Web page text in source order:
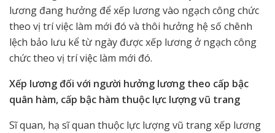
lương đang hưởng để xếp lương vào ngạch công chức
theo vị trí việc làm mới đó và thôi hưởng hệ số chênh
lệch bảo lưu kể từ ngày được xếp lương ở ngạch công
chức theo vị trí việc làm mới đó.
Xếp lương đối với người hưởng lương theo cấp bậc
quân hàm, cấp bậc hàm thuộc lực lượng vũ trang
Sĩ quan, hạ sĩ quan thuộc lực lượng vũ trang xếp lương